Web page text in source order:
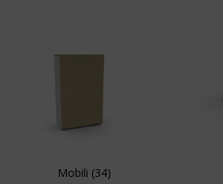
Mobili (34)